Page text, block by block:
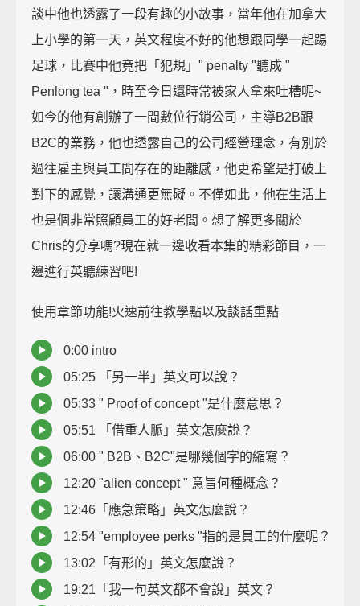
談中他也透露了一段有趣的小故事，當年他在加拿大
上小學的第一天，英文程度不好的他想跟同學一起踢
足球，比賽中他竟把「犯規」" penalty "聽成 "
Penlong tea "，時至今日還時常被家人拿來吐槽呢~
如今的他有創辦了一間數位行銷公司，主導B2B跟
B2C的業務，他也透露自己的公司經營理念，有別於
過往雇主與員工間存在的距離感，他更希望是打破上
對下的感覺，讓溝通更無礙。不僅如此，他在生活上
也是個非常照顧員工的好老闆。想了解更多關於
Chris的分享嗎?現在就一邊收看本集的精彩節目，一
邊進行英聽練習吧!
使用章節功能!火速前往教學點以及談話重點
0:00 intro
05:25 「另一半」英文可以說？
05:33 " Proof of concept "是什麼意思？
05:51 「借重人脈」英文怎麼說？
06:00 " B2B、B2C"是哪幾個字的縮寫？
12:20 "alien concept " 意旨何種概念？
12:46「應急策略」英文怎麼說？
12:54 "employee perks "指的是員工的什麼呢？
13:02「有形的」英文怎麼說？
19:21「我一句英文都不會說」英文？